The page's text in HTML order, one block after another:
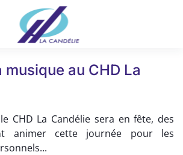
principal
musique au CHD La
CHD La Candélie sera en fête, des
animer cette journée pour les